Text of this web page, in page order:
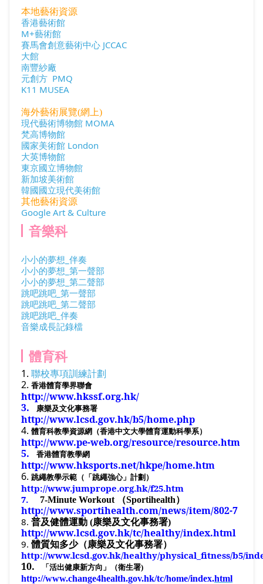
本地藝術資源
香港藝術館
M+藝術館
賽馬會創意藝術中心 JCCAC
大館
南豐紗廠
元創方 PMQ
K11 MUSEA
海外藝術展覽(網上)
現代藝術博物館 MOMA
梵高博物館
國家美術館 London
大英博物館
東京國立博物館
新加坡美術館
韓國國立現代美術館
其他藝術資源
Google Art & Culture
音樂科
小小的夢想_伴奏
小小的夢想_第一聲部
小小的夢想_第二聲部
跳吧跳吧_第一聲部
跳吧跳吧_第二聲部
跳吧跳吧_伴奏
音樂成長記錄檔
體育科
1. 聯校專項訓練計劃
2. 香港體育學界聯會
http://www.hkssf.org.hk/
3.
康樂及文化事務署
http://www.lcsd.gov.hk/b5/home.php
4. 體育科教學資源網（香港中文大學體育運動科學系）
http://www.pe-web.org/resource/resource.htm
5.
香港體育教學網
http://www.hksports.net/hkpe/home.htm
6. 跳繩教學示範（「跳繩強心」計劃）
http://www.jumprope.org.hk/f25.htm
7.
7-Minute Workout （Sportihealth）
http://www.sportihealth.com/news/item/802-7
8. 普及健體運動 (康樂及文化事務署)
http://www.lcsd.gov.hk/tc/healthy/index.html
9. 體質知多少（康樂及文化事務署）
http://www.lcsd.gov.hk/healthy/physical_fitness/b5/
10. 「活出健康新方向」（衛生署)
http://www.change4health.gov.hk/tc/home/index.html